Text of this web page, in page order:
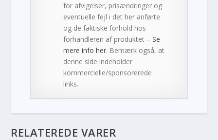
for afvigelser, prisændringer og
eventuelle fejl i det her anførte
og de faktiske forhold hos
forhandleren af produktet –Se
mere info her. Bemærk også, at
denne side indeholder
kommercielle/sponsorerede
links.
RELATEREDE VARER